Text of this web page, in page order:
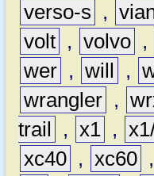
verso-s
,
volt , volvo ,
wer , will ,
wrangler ,
trail
, x1 ,
xc40 , xc60 ,